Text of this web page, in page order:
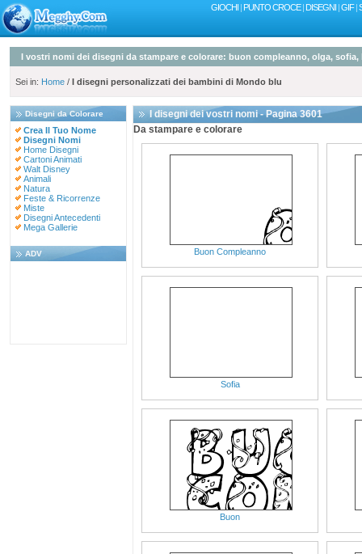
GIOCHI | PUNTO CROCE| DISEGNI |GIF|
I vostri nomi dei disegni da stampare e colorare: buon compleanno, olga,
Sei in: Home / I disegni personalizzati dei bambini di Mondo blu
Disegni da Colorare
Crea Il Tuo Nome
Disegni Nomi
Home Disegni
Cartoni Animati
Walt Disney
Animali
Natura
Feste & Ricorrenze
Miste
Disegni Antecedenti
Mega Gallerie
ADV
I disegni dei vostri nomi - Pagina 3601
Da stampare e colorare
Buon Compleanno
Sofia
Buon